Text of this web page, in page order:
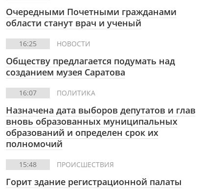
Очередными Почетными гражданами
области станут врач и ученый
16:25 НОВОСТИ
Обществу предлагается подумать над
созданием музея Саратова
16:07 ПОЛИТИКА
Назначена дата выборов депутатов и глав
вновь образованных муниципальных
образований и определен срок их
полномочий
15:48 ПРОИСШЕСТВИЯ
Горит здание регистрационной палаты